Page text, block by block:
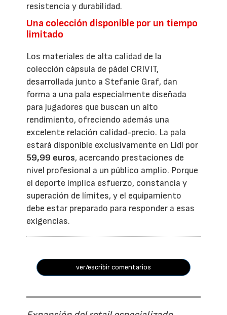
resistencia y durabilidad.
Una colección disponible por un tiempo
limitado
Los materiales de alta calidad de la
colección cápsula de pádel CRIVIT,
desarrollada junto a Stefanie Graf, dan
forma a una pala especialmente diseñada
para jugadores que buscan un alto
rendimiento, ofreciendo además una
excelente relación calidad-precio. La pala
estará disponible exclusivamente en Lidl por
59,99 euros, acercando prestaciones de
nivel profesional a un público amplio. Porque
el deporte implica esfuerzo, constancia y
superación de límites, y el equipamiento
debe estar preparado para responder a esas
exigencias.
ver/escribir comentarios